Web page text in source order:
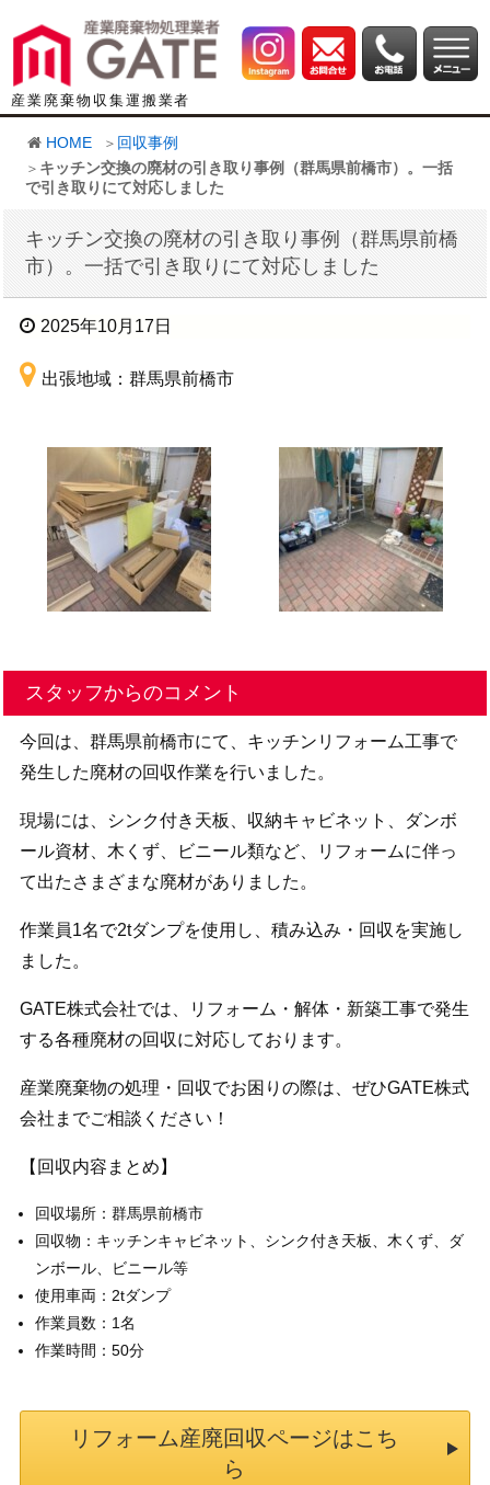
産業廃棄物収集運搬業者
HOME
回収事例
キッチン交換の廃材の引き取り事例（群馬県前橋市）。一括
で引き取りにて対応しました
キッチン交換の廃材の引き取り事例（群馬県前橋
市）。一括で引き取りにて対応しました
2025年10月17日
出張地域：群馬県前橋市
スタッフからのコメント
今回は、群馬県前橋市にて、キッチンリフォーム工事で
発生した廃材の回収作業を行いました。
現場には、シンク付き天板、収納キャビネット、ダンボ
ール資材、木くず、ビニール類など、リフォームに伴っ
て出たさまざまな廃材がありました。
作業員1名で2tダンプを使用し、積み込み・回収を実施し
ました。
GATE株式会社では、リフォーム・解体・新築工事で発生
する各種廃材の回収に対応しております。
産業廃棄物の処理・回収でお困りの際は、ぜひGATE株式
会社までご相談ください！
【回収内容まとめ】
回収場所：群馬県前橋市
回収物：キッチンキャビネット、シンク付き天板、木くず、ダ
ンボール、ビニール等
使用車両：2tダンプ
作業員数：1名
作業時間：50分
リフォーム産廃回収ページはこち
ら